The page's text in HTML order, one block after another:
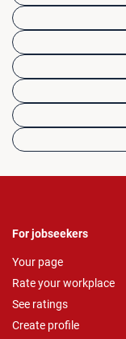
For jobseekers
Your page
Rate your workplace
See ratings
Create profile